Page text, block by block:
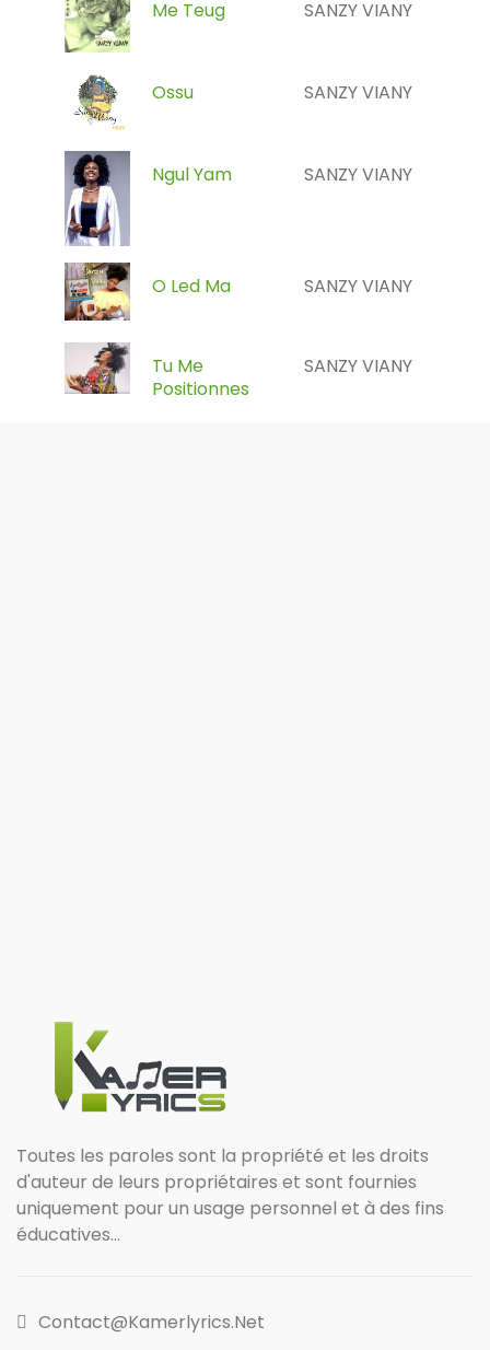
Me Teug SANZY VIANY
Ossu SANZY VIANY
Ngul Yam SANZY VIANY
O Led Ma SANZY VIANY
Tu Me
Positionnes
SANZY VIANY
Toutes les paroles sont la propriété et les droits
d'auteur de leurs propriétaires et sont fournies
uniquement pour un usage personnel et à des fins
éducatives...
Contact@kamerlyrics.net